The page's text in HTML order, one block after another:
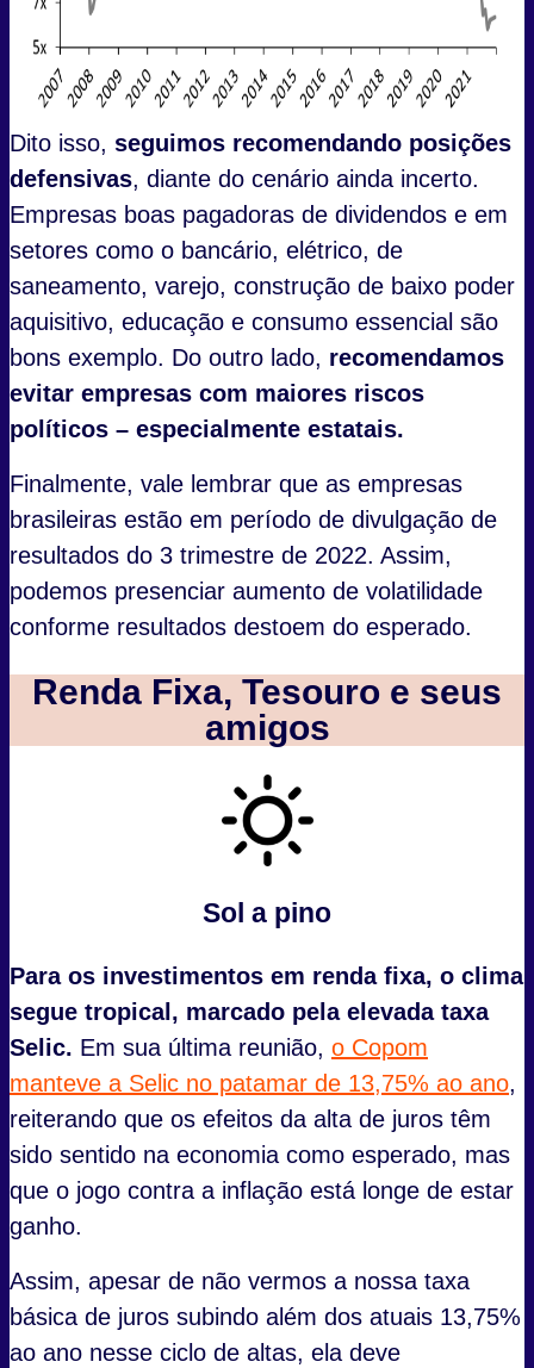
Dito isso, seguimos recomendando posições
defensivas, diante do cenário ainda incerto.
Empresas boas pagadoras de dividendos e em
setores como o bancário, elétrico, de
saneamento, varejo, construção de baixo poder
aquisitivo, educação e consumo essencial são
bons exemplo. Do outro lado, recomendamos
evitar empresas com maiores riscos
políticos – especialmente estatais.
Finalmente, vale lembrar que as empresas
brasileiras estão em período de divulgação de
resultados do 3 trimestre de 2022. Assim,
podemos presenciar aumento de volatilidade
conforme resultados destoem do esperado.
Renda Fixa, Tesouro e seus
amigos
Sol a pino
Para os investimentos em renda fixa, o clima
segue tropical, marcado pela elevada taxa
Selic. Em sua última reunião, o Copom
manteve a Selic no patamar de 13,75% ao ano,
reiterando que os efeitos da alta de juros têm
sido sentido na economia como esperado, mas
que o jogo contra a inflação está longe de estar
ganho.
Assim, apesar de não vermos a nossa taxa
básica de juros subindo além dos atuais 13,75%
ao ano nesse ciclo de altas, ela deve